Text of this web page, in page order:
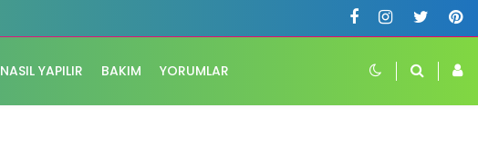
NASIL YAPILIR BAKIM YORUMLAR